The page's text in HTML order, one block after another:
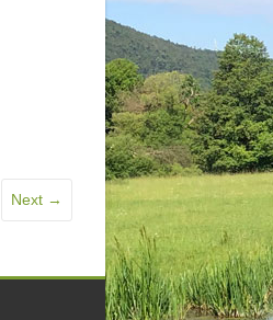
Next →